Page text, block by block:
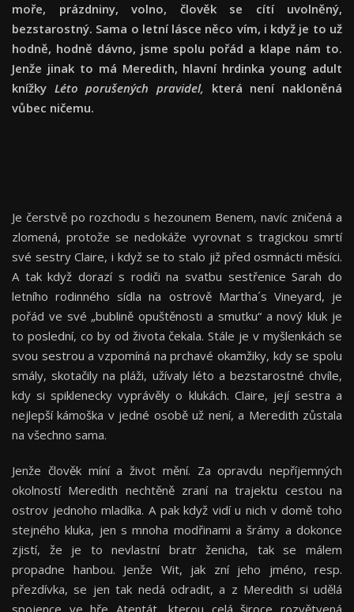
moře, prázdniny, volno, člověk se cítí uvolněný,
bezstarostný. Sama o letní lásce něco vím, i když je to už
hodně, hodně dávno, jsme spolu pořád a klape nám to.
Jenže jinak to má Meredith, hlavní hrdinka young adult
knížky Léto porušených pravidel, která není nakloněná
vůbec ničemu.
Je čerstvě po rozchodu s hezounem Benem, navíc zničená a
zlomená, protože se nedokáže vyrovnat s tragickou smrtí
své sestry Claire, i když se to stalo již před osmnácti měsíci.
A tak když dorazí s rodiči na svatbu sestřenice Sarah do
letního rodinného sídla na ostrově Martha´s Vineyard, je
pořád ve své „bublině opuštěnosti a smutku“ a nový kluk je
to poslední, co by od života čekala. Stále je v myšlenkách se
svou sestrou a vzpomíná na prchavé okamžiky, kdy se spolu
smály, skotačily na pláži, užívaly léto a bezstarostné chvíle,
kdy si spiklenecky vyprávěly o klukách. Claire, její sestra a
nejlepší kámoška v jedné osobě už není, a Meredith zůstala
na všechno sama.
Jenže člověk míní a život mění. Za opravdu nepříjemných
okolností Meredith nechtěně zraní na trajektu cestou na
ostrov jednoho mladíka. A pak když vidí u nich v domě toho
stejného kluka, jen s mnoha modřinami a šrámy a dokonce
zjistí, že je to nevlastní bratr ženicha, tak se málem
propadne hanbou. Jenže Wit, jak zní jeho jméno, resp.
přezdívka, se jen tak nedá odradit, a z Meredith si udělá